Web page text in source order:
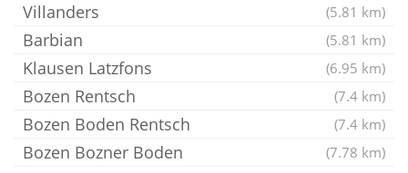
Villanders (5.81 km)
Barbian (5.81 km)
Klausen Latzfons (6.95 km)
Bozen Rentsch (7.4 km)
Bozen Boden Rentsch (7.4 km)
Bozen Bozner Boden (7.78 km)